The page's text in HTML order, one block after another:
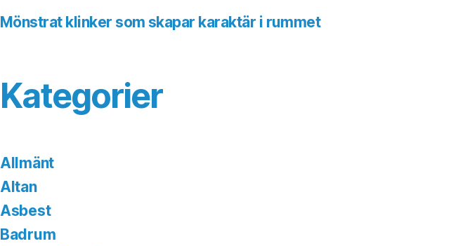
Mönstrat klinker som skapar karaktär i rummet
Kategorier
Allmänt
Altan
Asbest
Badrum